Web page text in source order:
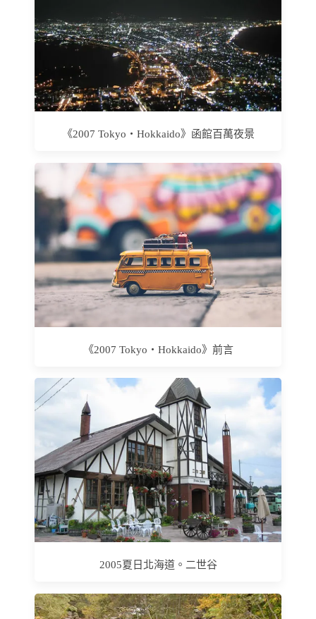
《2007 Tokyo‧Hokkaido》函館百萬夜景
《2007 Tokyo‧Hokkaido》前言
2005夏日北海道。二世谷